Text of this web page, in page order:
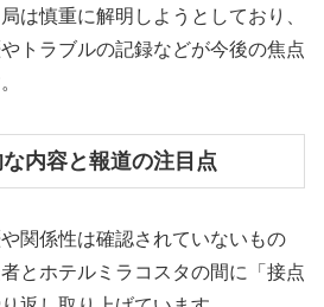
は慎重に解明しようとしており、
トラブルの記録などが今後の焦点
内容と報道の注目点
関係性は確認されていないもの
とホテルミラコスタの間に「接点